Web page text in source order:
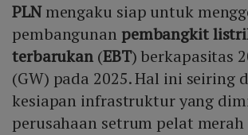
PLNmengaku siap untuk
pembangunan pembangkit
terbarukan (EBT) berkapasitas
(GW) pada 2025. Hal ini seiring
kesiapan infrastruktur yang
perusahaan setrum pelat